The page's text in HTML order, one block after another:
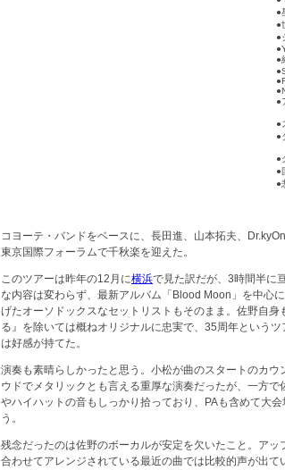
●
●
●
●
●
●
●
●
●
●
コヨーテ・バンドをベースに、長田進、山本拓夫、
東京国際フォーラムで千秋楽を迎えた。
このツアーは昨年の12月に横浜で見た訳だが、3時間半に
な内容は変わらず、最新アルバム「Blood Moon」を中心
げたオーソドックスなセットリストもそのまま。佐野自
る』を除いては概ねオリジナルに忠実で、35周年という
は好感が持てた。
演奏も素晴らしかったと思う。小松が曲のスタートのカ
ウドでメタリックとも言える重厚な演奏だったが、一方
やハイハットの音もしっかり拾っており、PAも含めて大
う。
残念だったのは佐野のボーカルが安定を欠いたこと。ア
合わせてアレンジされている最近の曲では比較的声が出